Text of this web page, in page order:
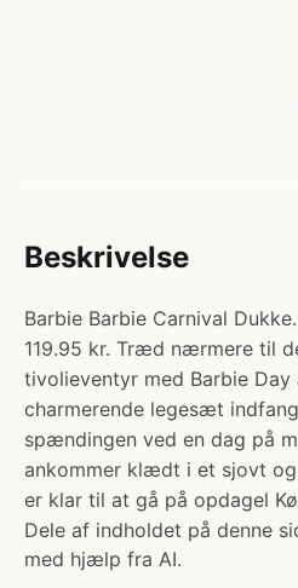
Beskrivelse
Barbie Barbie Carnival
119.95 kr. Træd nærmere til
tivolieventyr med Barbie Day
charmerende legesæt
spændingen ved en dag på
ankommer klædt i et sjovt
er klar til at gå på opdagel
Dele af indholdet på denne
med hjælp fra AI.